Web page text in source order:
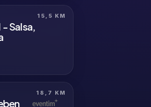
15,5 KM
Salsa,
18,7 KM